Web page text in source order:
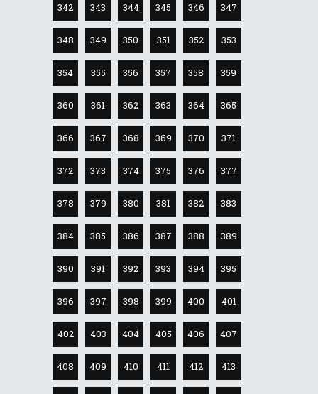
342 343 344 345 346 347
348 349 350 351 352 353
354 355 356 357 358 359
360 361 362 363 364 365
366 367 368 369 370 371
372 373 374 375 376 377
378 379 380 381 382 383
384 385 386 387 388 389
390 391 392 393 394 395
396 397 398 399 400 401
402 403 404 405 406 407
408 409 410 411 412 413